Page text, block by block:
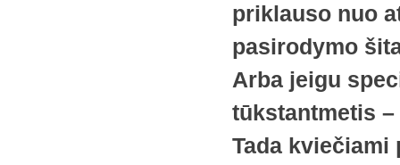
priklauso nuo
pasirodymo
Arba jeigu
tūkstantmetis
Tada kviečiami